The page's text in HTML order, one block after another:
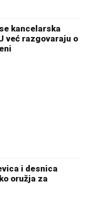
kancelarska
već razgovaraju o
i desnica
oružja za